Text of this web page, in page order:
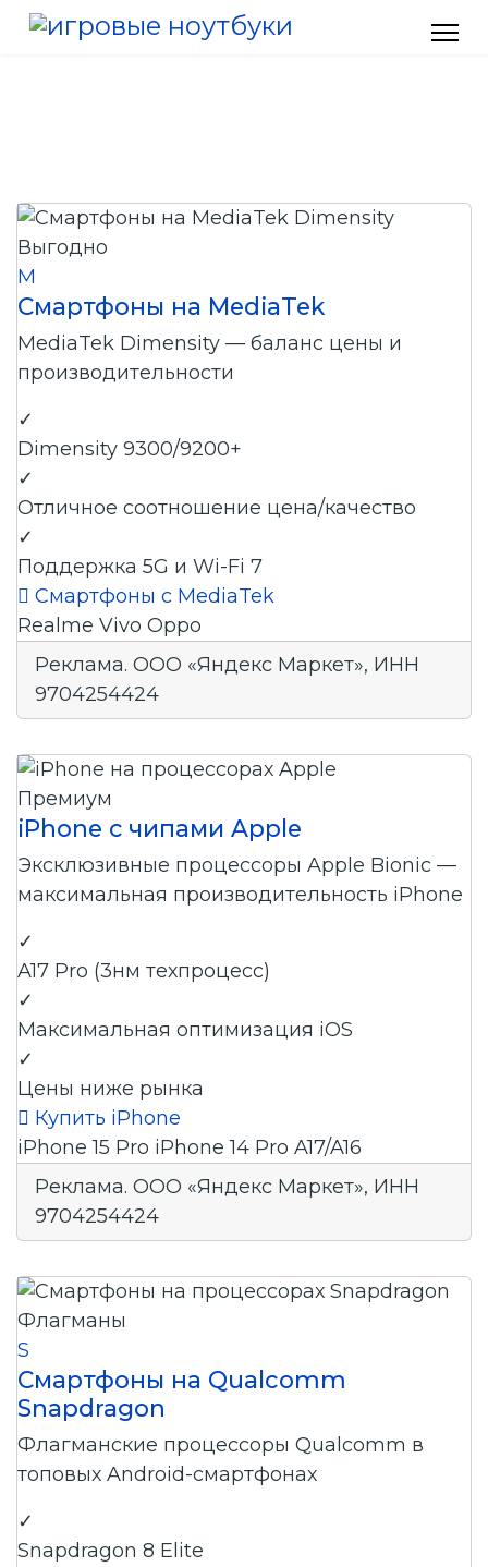
Выгодно
M
Смартфоны на MediaTek
MediaTek Dimensity — баланс цены и
производительности
✓
Dimensity 9300/9200+
✓
Отличное соотношение цена/качество
✓
Поддержка 5G и Wi-Fi 7
 Смартфоны с MediaTek
Realme Vivo Oppo
Реклама. ООО «Яндекс Маркет», ИНН
9704254424
Премиум
iPhone с чипами Apple
Эксклюзивные процессоры Apple Bionic —
максимальная производительность iPhone
✓
A17 Pro (3нм техпроцесс)
✓
Максимальная оптимизация iOS
✓
Цены ниже рынка
 Купить iPhone
iPhone 15 Pro iPhone 14 Pro A17/A16
Реклама. ООО «Яндекс Маркет», ИНН
9704254424
Флагманы
S
Смартфоны на Qualcomm
Snapdragon
Флагманские процессоры Qualcomm в
топовых Android-смартфонах
✓
Snapdragon 8 Elite